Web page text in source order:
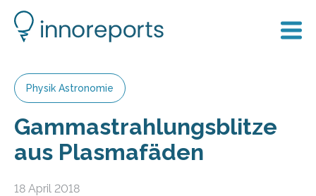
Physik Astronomie
Gammastrahlungsblitze
aus Plasmafäden
18 April 2018